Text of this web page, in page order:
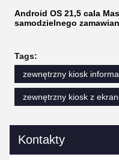
Android OS 21,5 cala
samodzielnego
Tags:
zewnętrzny kiosk
zewnętrzny kiosk z
Kontakty